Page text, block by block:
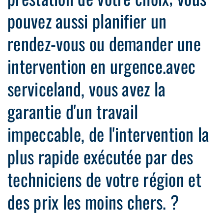
pouvez aussi planifier un
rendez-vous ou demander une
intervention en urgence.avec
serviceland, vous avez la
garantie d'un travail
impeccable, de l'intervention la
plus rapide exécutée par des
techniciens de votre région et
des prix les moins chers. ?